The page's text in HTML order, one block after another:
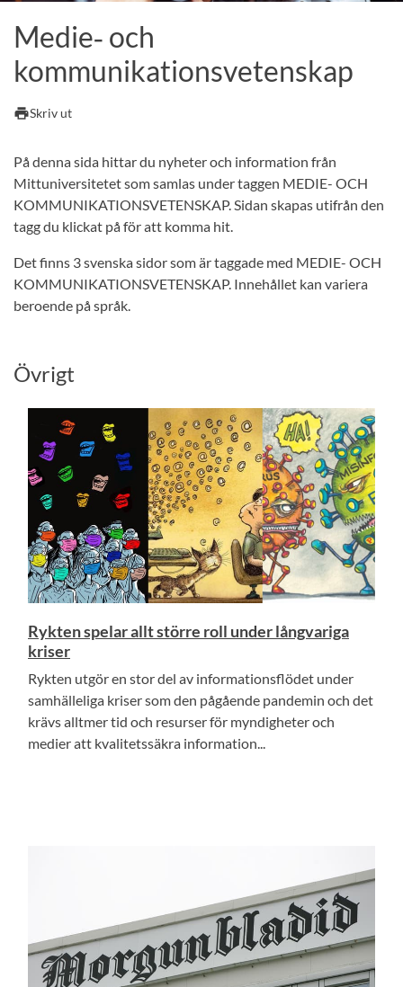
Medie‑ och
kommunikationsvetenskap
printSkriv ut
På denna sida hittar du nyheter och information från
Mittuniversitetet som samlas under taggen MEDIE- OCH
KOMMUNIKATIONSVETENSKAP. Sidan skapas utifrån den
tagg du klickat på för att komma hit.
Det finns 3 svenska sidor som är taggade med MEDIE- OCH
KOMMUNIKATIONSVETENSKAP. Innehållet kan variera
beroende på språk.
Övrigt
Rykten spelar allt större roll under långvariga
kriser
Rykten utgör en stor del av informationsflödet under
samhälleliga kriser som den pågående pandemin och det
krävs alltmer tid och resurser för myndigheter och
medier att kvalitetssäkra information...